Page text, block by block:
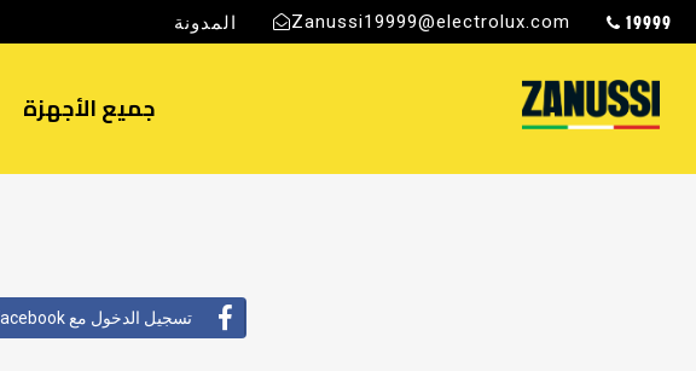
19999
Zanussi19999@electrolux.com المدونة
جميع الأجهزة
تسجيل الدخول مع Facebook